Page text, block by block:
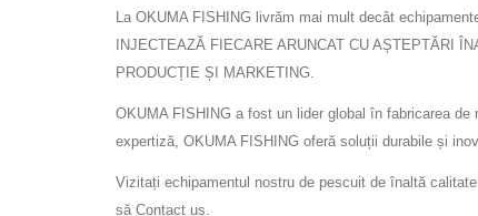
La OKUMA FISHING livrăm mai mult decât
INJECTEAZĂ FIECARE ARUNCAT CU AȘTEPTĂRI
PRODUCȚIE ȘI MARKETING.
OKUMA FISHING a fost un lider global în fabricarea
expertiză, OKUMA FISHING oferă soluții durabile și
Vizitați echipamentul nostru de pescuit de înaltă calitate
să Contact us.